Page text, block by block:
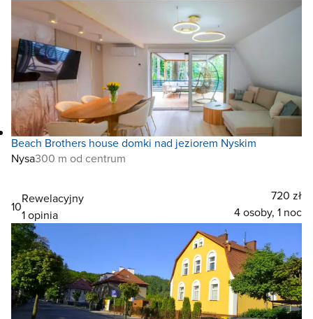
Beach Brothers house domki nad jeziorem Nyskim
Nysa300 m od centrum
10
Rewelacyjny
1 opinia
720 zł
4 osoby, 1 noc